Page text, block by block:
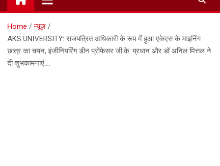
Home
न्यूज़
AKS UNIVERSITY: राजपत्रित अधिकारी के रूप में हुआ एकेएस के माइनिंग
छात्र का चयन, इंजीनियरिंग डीन प्रोफेसर जी.के. प्रधान और डॉ अनिल मित्तल ने
दी शुभकामनाएं….